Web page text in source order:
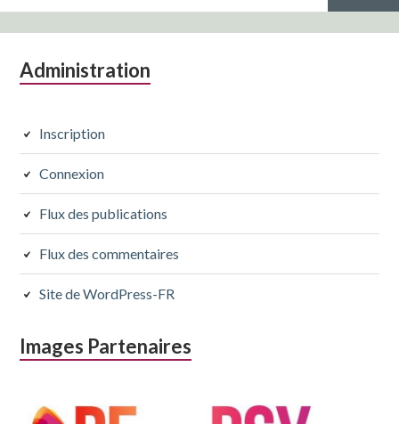
publications
Colonne
subsidiaire
Administration
Inscription
Connexion
Flux des publications
Flux des commentaires
Site de WordPress-FR
Images Partenaires